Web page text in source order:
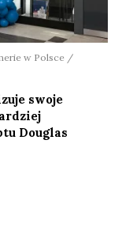
w Polsce /
swoje
Douglas